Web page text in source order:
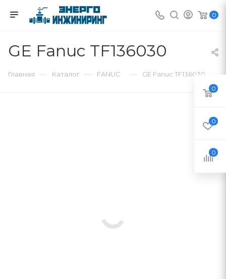
0
GE Fanuc TF136030
Главная — Каталог — FANUC — GE Fanuc TF136030
0
0
0